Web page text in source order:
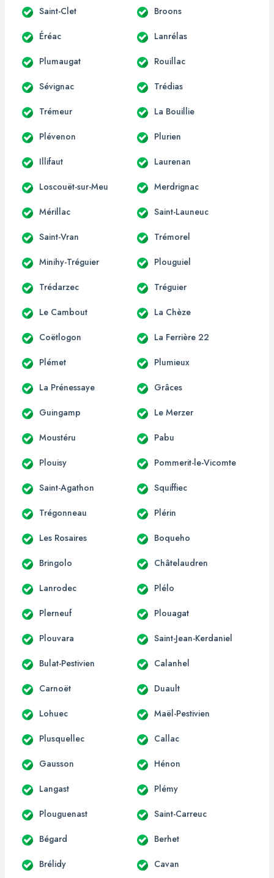
Saint-Clet Broons
Éréac Lanrélas
Plumaugat Rouillac
Sévignac Trédias
Trémeur La Bouillie
Plévenon Plurien
Illifaut Laurenan
Loscouët-sur-Meu Merdrignac
Mérillac Saint-Launeuc
Saint-Vran Trémorel
Minihy-Tréguier Plouguiel
Trédarzec Tréguier
Le Cambout La Chèze
Coëtlogon La Ferrière 22
Plémet Plumieux
La Prénessaye Grâces
Guingamp Le Merzer
Moustéru Pabu
Plouisy Pommerit-le-Vicomte
Saint-Agathon Squiffiec
Trégonneau Plérin
Les Rosaires Boqueho
Bringolo Châtelaudren
Lanrodec Plélo
Plerneuf Plouagat
Plouvara Saint-Jean-Kerdaniel
Bulat-Pestivien Calanhel
Carnoët Duault
Lohuec Maël-Pestivien
Plusquellec Callac
Gausson Hénon
Langast Plémy
Plouguenast Saint-Carreuc
Bégard Berhet
Brélidy Cavan